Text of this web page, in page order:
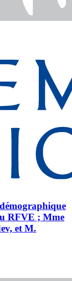
RFVE ; Mme
et M.